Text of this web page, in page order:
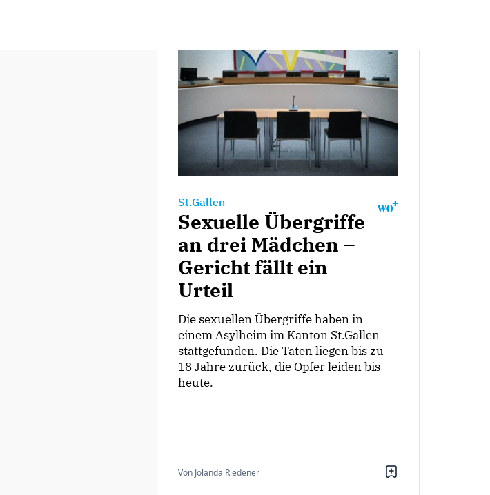
St.Gallen
Sexuelle Übergriffe
an drei Mädchen –
Gericht fällt ein
Urteil
Die sexuellen Übergriffe haben in
einem Asylheim im Kanton St.Gallen
stattgefunden. Die Taten liegen bis zu
18 Jahre zurück, die Opfer leiden bis
heute.
Von Jolanda Riedener